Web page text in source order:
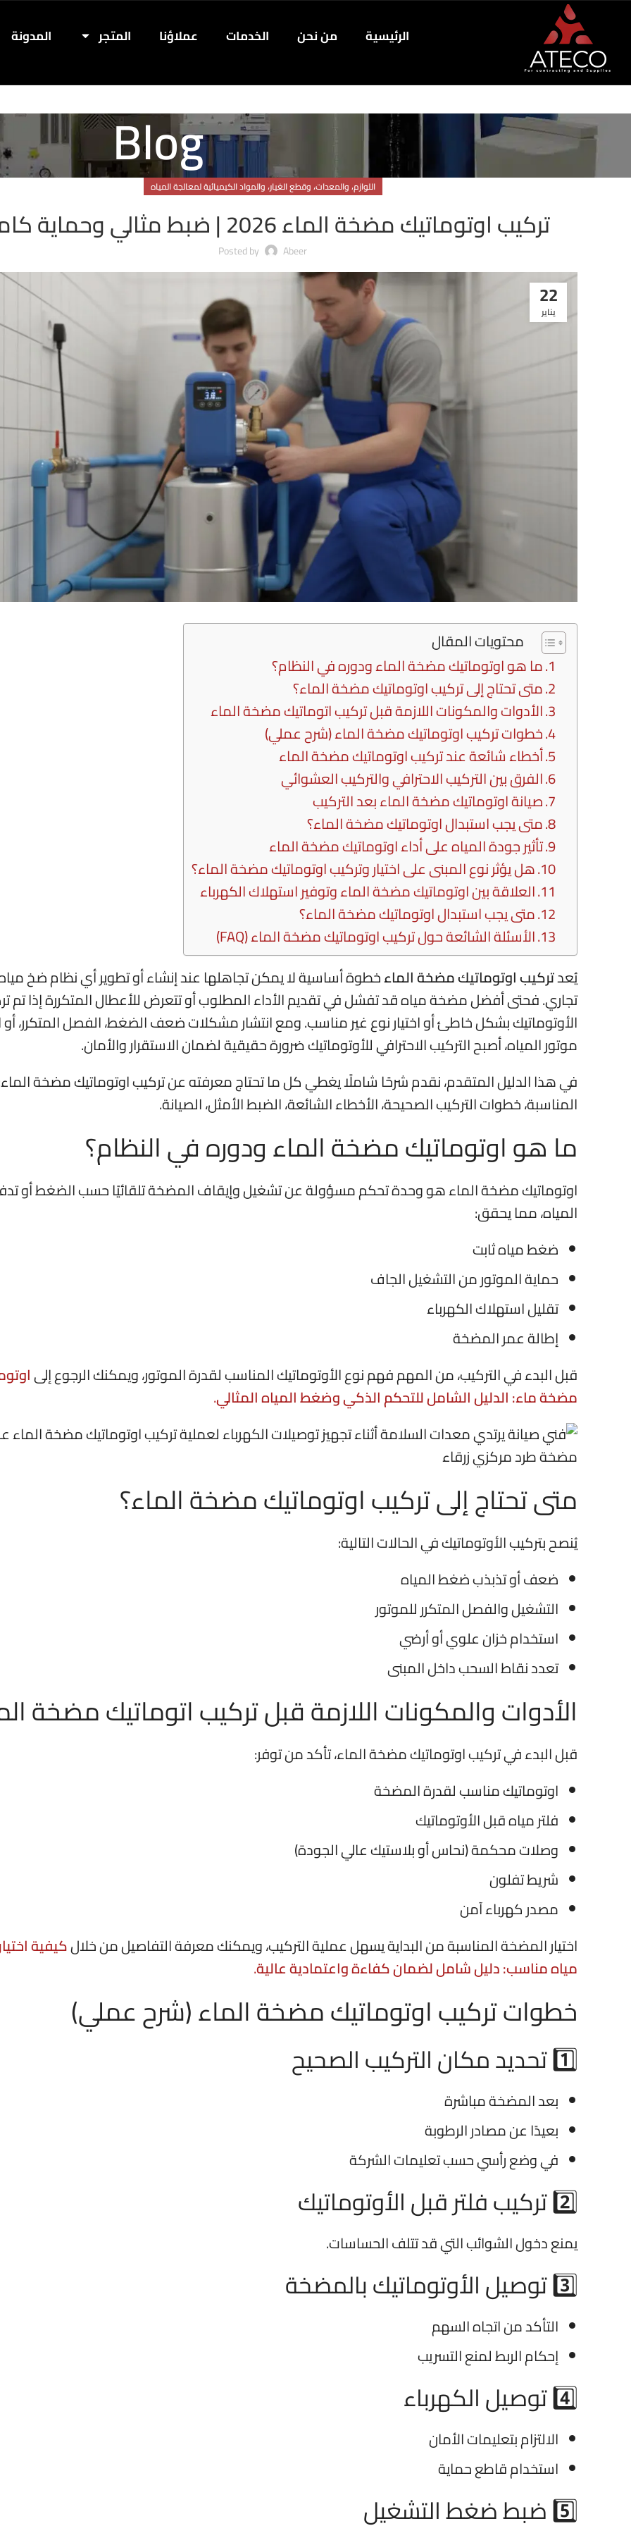
الرئيسية من نحن الخدمات عملاؤنا المتجر المدونة
Blog
اللوازم، والمعدات، وقطع الغيار، والمواد الكيميائية لمعالجة المياه
تركيب اوتوماتيك مضخة الماء 2026 | ضبط مثالي وحماية كاملة
Posted by Abeer
22
يناير
محتويات المقال
ما هو اوتوماتيك مضخة الماء ودوره في النظام؟
متى تحتاج إلى تركيب اوتوماتيك مضخة الماء؟
الأدوات والمكونات اللازمة قبل تركيب اتوماتيك مضخة الماء
خطوات تركيب اوتوماتيك مضخة الماء (شرح عملي)
أخطاء شائعة عند تركيب اوتوماتيك مضخة الماء
الفرق بين التركيب الاحترافي والتركيب العشوائي
صيانة اوتوماتيك مضخة الماء بعد التركيب
متى يجب استبدال اوتوماتيك مضخة الماء؟
تأثير جودة المياه على أداء اوتوماتيك مضخة الماء
هل يؤثر نوع المبنى على اختيار وتركيب اوتوماتيك مضخة الماء؟
العلاقة بين اوتوماتيك مضخة الماء وتوفير استهلاك الكهرباء
متى يجب استبدال اوتوماتيك مضخة الماء؟
الأسئلة الشائعة حول تركيب اوتوماتيك مضخة الماء (FAQ)
يُعدتركيب اوتوماتيك مضخة الماءخطوة أساسية لا يمكن تجاهلها عند إنشاء أو تطوير أي نظام ضخ
تجاري. فحتى أفضل مضخة مياه قد تفشل في تقديم الأداء المطلوب أو تتعرض للأعطال المتكررة إذا تم
الأوتوماتيك بشكل خاطئ أو اختيار نوع غير مناسب. ومع انتشار مشكلات ضعف الضغط، الفصل المتكرر، أو
موتور المياه، أصبح التركيب الاحترافي للأوتوماتيك ضرورة حقيقية لضمان الاستقرار والأمان.
في هذا الدليل المتقدم، نقدم شرحًا شاملًا يغطي كل ما تحتاج معرفته عن تركيب اوتوماتيك مضخة الماء:
المناسبة، خطوات التركيب الصحيحة، الأخطاء الشائعة، الضبط الأمثل، الصيانة.
ما هو اوتوماتيك مضخة الماء ودوره في النظام؟
اوتوماتيك مضخة الماء هو وحدة تحكم مسؤولة عن تشغيل وإيقاف المضخة تلقائيًا حسب الضغط أو
المياه، مما يحقق:
ضغط مياه ثابت
حماية الموتور من التشغيل الجاف
تقليل استهلاك الكهرباء
إطالة عمر المضخة
قبل البدء في التركيب، من المهم فهم نوع الأوتوماتيك المناسب لقدرة الموتور، ويمكنك الرجوع إلى
مضخة ماء: الدليل الشامل للتحكم الذكي وضغط المياه المثالي.
متى تحتاج إلى تركيب اوتوماتيك مضخة الماء؟
يُنصح بتركيب الأوتوماتيك في الحالات التالية:
ضعف أو تذبذب ضغط المياه
التشغيل والفصل المتكرر للموتور
استخدام خزان علوي أو أرضي
تعدد نقاط السحب داخل المبنى
الأدوات والمكونات اللازمة قبلتركيب اتوماتيك مضخة
قبل البدء في تركيب اوتوماتيك مضخة الماء، تأكد من توفر:
اوتوماتيك مناسب لقدرة المضخة
فلتر مياه قبل الأوتوماتيك
وصلات محكمة (نحاس أو بلاستيك عالي الجودة)
شريط تفلون
مصدر كهرباء آمن
اختيار المضخة المناسبة من البداية يسهل عملية التركيب، ويمكنك معرفة التفاصيل من خلالكيفية
مياه مناسب: دليل شامل لضمان كفاءة واعتمادية عالية.
خطوات تركيب اوتوماتيك مضخة الماء (شرح عملي)
1️⃣ تحديد مكان التركيب الصحيح
بعد المضخة مباشرة
بعيدًا عن مصادر الرطوبة
في وضع رأسي حسب تعليمات الشركة
2️⃣ تركيب فلتر قبل الأوتوماتيك
يمنع دخول الشوائب التي قد تتلف الحساسات.
3️⃣ توصيل الأوتوماتيك بالمضخة
التأكد من اتجاه السهم
إحكام الربط لمنع التسريب
4️⃣ توصيل الكهرباء
الالتزام بتعليمات الأمان
استخدام قاطع حماية
5️⃣ ضبط ضغط التشغيل